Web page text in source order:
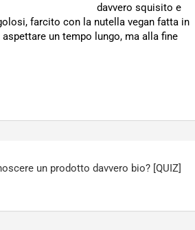
davvero squisito e
farcito con la nutella vegan fatta in
un tempo lungo, ma alla fine
un prodotto davvero bio? [QUIZ]